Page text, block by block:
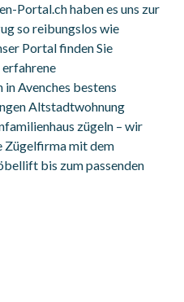
Portal.ch haben es uns zur
so reibungslos wie
Portal finden Sie
in Avenches bestens
Altstadtwohnung
zügeln – wir
Zügelfirma mit dem
bis zum passenden